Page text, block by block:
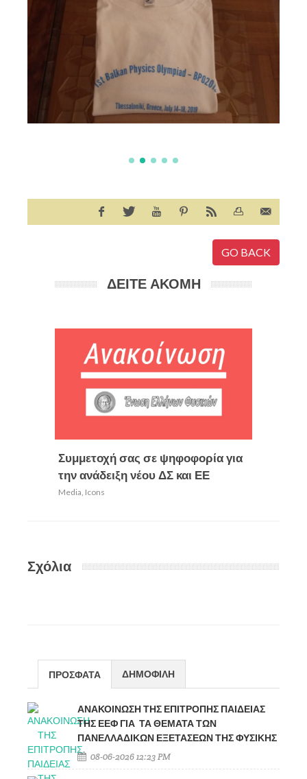
GO BACK
ΔΕΙΤΕ ΑΚΟΜΗ
Συμμετοχή σας σε ψηφοφορία για
την ανάδειξη νέου ΔΣ και ΕΕ
Media, Icons
Σχόλια
ΠΡΟΣΦΑΤΑ ΔΗΜΟΦΙΛΗ
ΑΝΑΚΟΙΝΩΣΗ ΤΗΣ ΕΠΙΤΡΟΠΗΣ ΠΑΙΔΕΙΑΣ
ΤΗΣ ΕΕΦ ΓΙΑ ΤΑ ΘΕΜΑΤΑ ΤΩΝ
ΠΑΝΕΛΛΑΔΙΚΩΝ ΕΞΕΤΑΣΕΩΝ ΤΗΣ ΦΥΣΙΚΗΣ
08-06-2026 12:23 PM